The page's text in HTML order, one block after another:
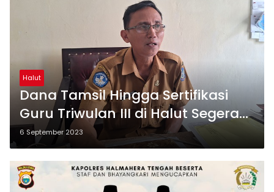
Halut
Dana Tamsil Hingga Sertifikasi
Guru Triwulan III di Halut Segera
Cair
6 September 2023